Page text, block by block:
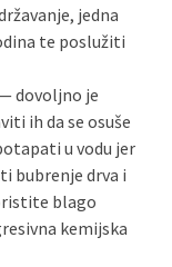
jedna
te poslužiti
dovoljno je
ih da se osuše
u vodu jer
bubrenje drva i
blago
kemijska